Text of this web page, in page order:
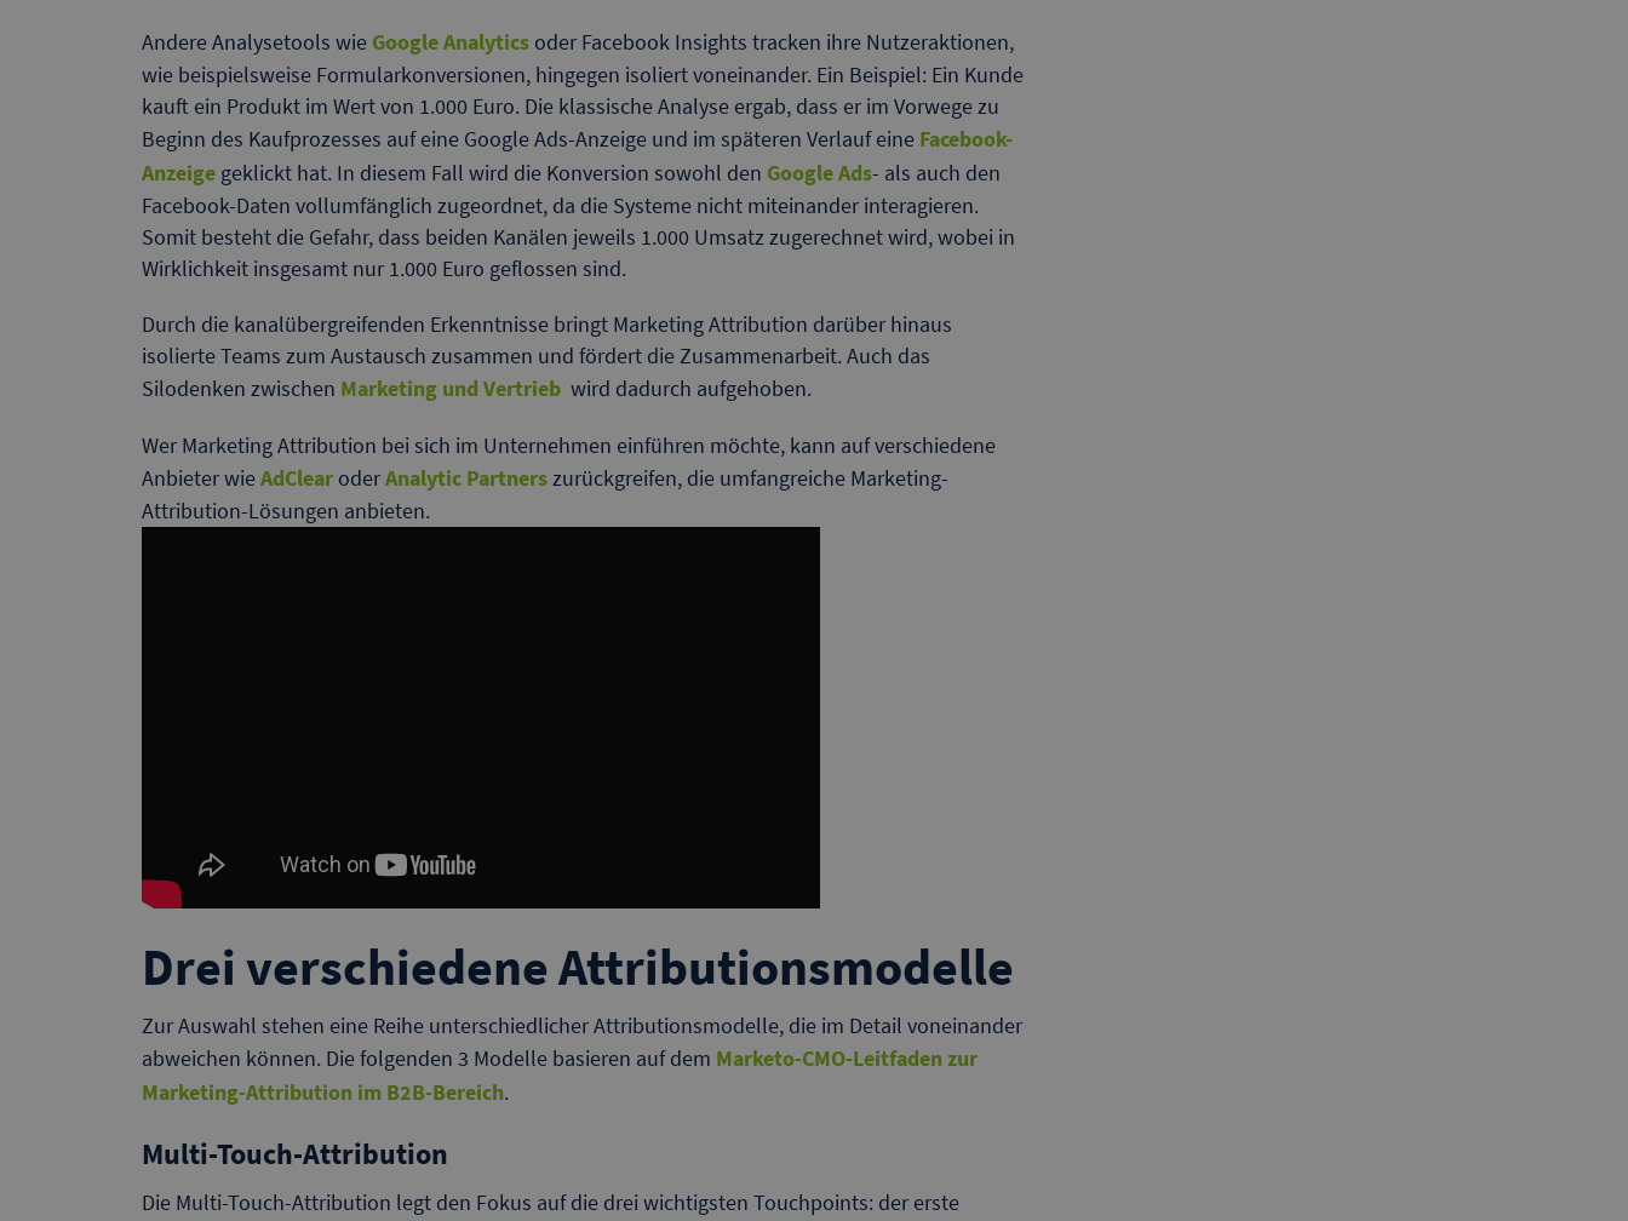
Andere Analysetools wie Google Analytics oder Facebook Insights tracken ihre Nutzeraktionen,
wie beispielsweise Formularkonversionen, hingegen isoliert voneinander. Ein Beispiel: Ein Kunde
kauft ein Produkt im Wert von 1.000 Euro. Die klassische Analyse ergab, dass er im Vorwege zu
Beginn des Kaufprozesses auf eine Google Ads-Anzeige und im späteren Verlauf eine Facebook-
Anzeige geklickt hat. In diesem Fall wird die Konversion sowohl den Google Ads- als auch den
Facebook-Daten vollumfänglich zugeordnet, da die Systeme nicht miteinander interagieren.
Somit besteht die Gefahr, dass beiden Kanälen jeweils 1.000 Umsatz zugerechnet wird, wobei in
Wirklichkeit insgesamt nur 1.000 Euro geflossen sind.
Durch die kanalübergreifenden Erkenntnisse bringt Marketing Attribution darüber hinaus
isolierte Teams zum Austausch zusammen und fördert die Zusammenarbeit. Auch das
Silodenken zwischen Marketing und Vertrieb wird dadurch aufgehoben.
Wer Marketing Attribution bei sich im Unternehmen einführen möchte, kann auf verschiedene
Anbieter wieAdClear oderAnalytic Partnerszurückgreifen, die umfangreiche Marketing-
Attribution-Lösungen anbieten.
Drei verschiedene Attributionsmodelle
Zur Auswahl stehen eine Reihe unterschiedlicher Attributionsmodelle, die im Detail voneinander
abweichen können. Die folgenden 3 Modelle basieren auf dem Marketo-CMO-Leitfaden zur
Marketing-Attribution im B2B-Bereich.
Multi-Touch-Attribution
Die Multi-Touch-Attribution legt den Fokus auf die drei wichtigsten Touchpoints: der erste